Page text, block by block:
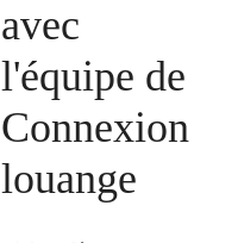
avec
l'équipe de
Connexion
louange